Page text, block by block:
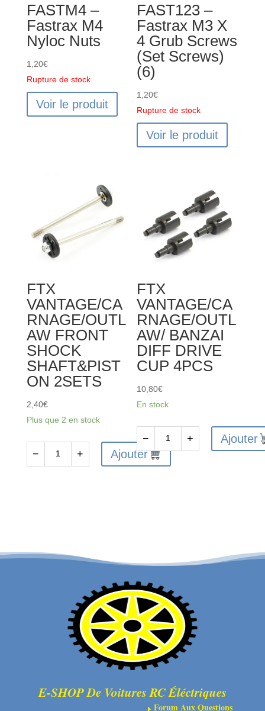
SHOCK
LOWER
HOLDER
&
ADJUST
(2)
FASTM4 –
Fastrax M4
Nyloc Nuts
1,20€
Rupture de stock
Voir le produit
FAST123 –
Fastrax M3 X
4 Grub Screws
(Set Screws)
(6)
1,20€
Rupture de stock
Voir le produit
FTX
VANTAGE/CA
RNAGE/OUTL
AW FRONT
SHOCK
SHAFT&PIST
ON 2SETS
2,40€
Plus que 2 en stock
SHAFT&PISTON
− + Ajouter
FTX
VANTAGE/CA
RNAGE/OUTL
AW/ BANZAI
DIFF DRIVE
CUP 4PCS
10,80€
En stock
de
4PCS
− + Ajouter
E-SHOP De Voitures RC Éléctriques
E Forum Aux Questions